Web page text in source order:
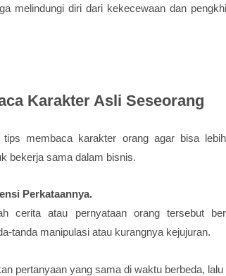
melindungi diri dari kekecewaan dan
Karakter Asli Seseorang
membaca karakter orang agar bisa
bekerja sama dalam bisnis.
Perkataannya.
cerita atau pernyataan orang tersebut
tanda manipulasi atau kurangnya kejujuran.
pertanyaan yang sama di waktu berbeda,